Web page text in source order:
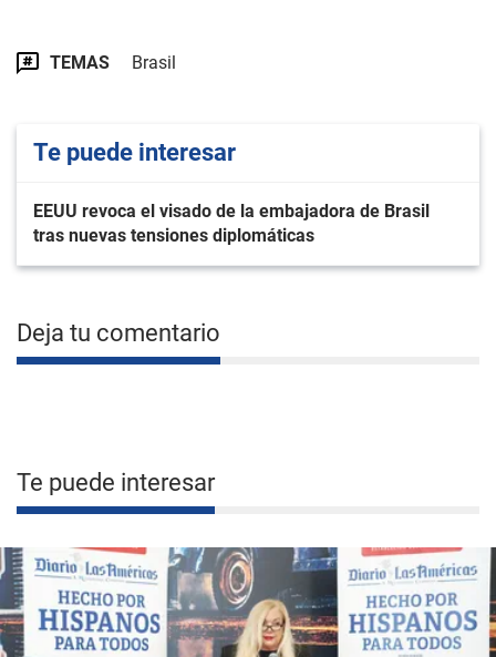
TEMAS Brasil
Te puede interesar
EEUU revoca el visado de la embajadora de Brasil
tras nuevas tensiones diplomáticas
Deja tu comentario
Te puede interesar